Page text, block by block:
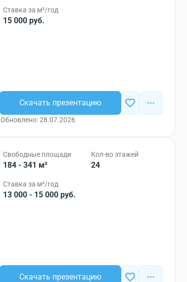
Ставка за м²/год
15 000 руб.
Скачать презентацию
Обновлено: 28.07.2026
Свободные площади
184 - 341 м²
Кол-во этажей
24
Ставка за м²/год
13 000 - 15 000 руб.
Скачать презентацию